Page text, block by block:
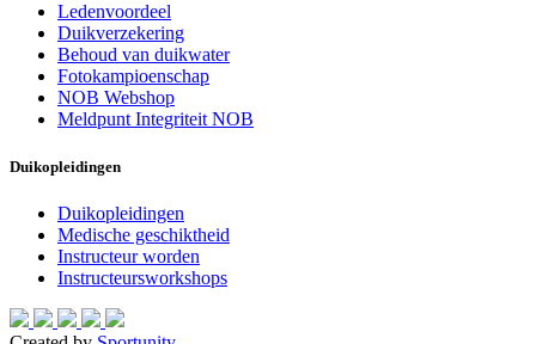
Ledenvoordeel
Duikverzekering
Behoud van duikwater
Fotokampioenschap
NOB Webshop
Meldpunt Integriteit NOB
Duikopleidingen
Duikopleidingen
Medische geschiktheid
Instructeur worden
Instructeursworkshops